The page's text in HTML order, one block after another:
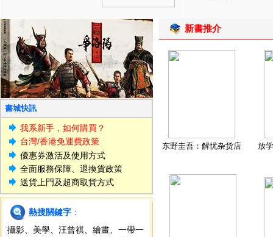
書城快訊
我系新手，如何購買？
台灣/香港免運費政策
優惠券激活及使用方式
全面服務保障、退換貨政策
送貨上門及超商取貨方式
熱搜關鍵字 ：
攝影
美學 汪曾祺 繪畫
一帶一
新書推介
东野圭吾：解忧杂货店 放